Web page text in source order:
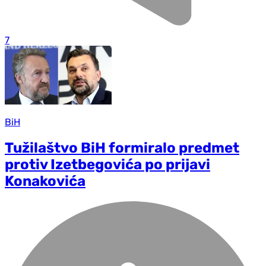
7
BiH
Tužilaštvo BiH formiralo predmet
protiv Izetbegovića po prijavi
Konakovića